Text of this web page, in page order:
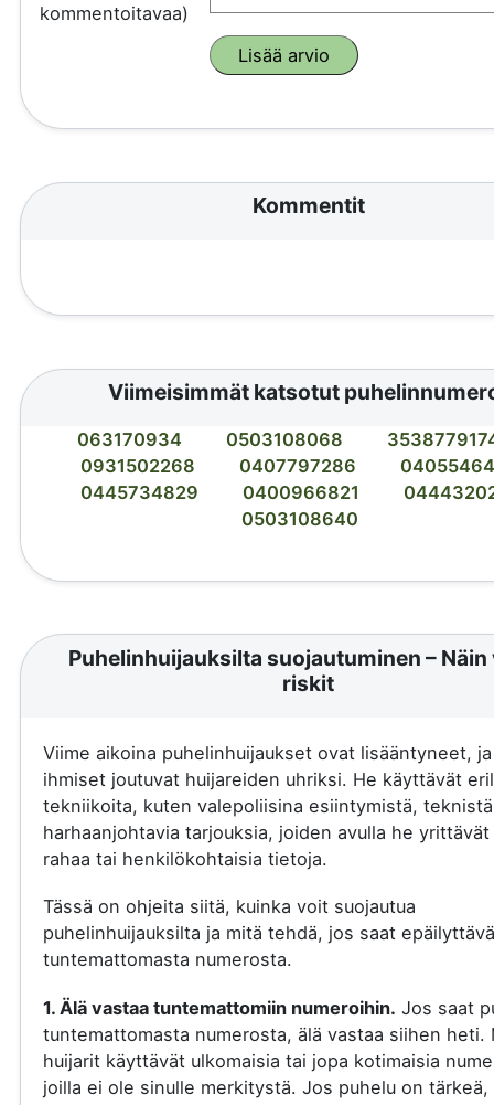
kommentoitavaa)
Kommentit
Viimeisimmät katsotut
063170934 0503108068
0931502268
0407797286
0445734829
0400966821
0503108640
Puhelinhuijauksilta suojautuminen – Näin
riskit
Viime aikoina puhelinhuijaukset ovat lisääntyneet,
ihmiset joutuvat huijareiden uhriksi. He käyttävät
tekniikoita, kuten valepoliisina esiintymistä,
harhaanjohtavia tarjouksia, joiden avulla he yrittävät
rahaa tai henkilökohtaisia tietoja.
Tässä on ohjeita siitä, kuinka voit suojautua
puhelinhuijauksilta ja mitä tehdä, jos saat
tuntemattomasta numerosta.
1. Älä vastaa tuntemattomiin numeroihin. Jos saat
tuntemattomasta numerosta, älä vastaa siihen heti.
huijarit käyttävät ulkomaisia tai jopa kotimaisia
joilla ei ole sinulle merkitystä. Jos puhelu on